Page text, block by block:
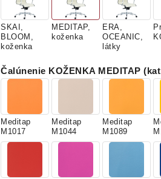
SKAI,
BLOOM,
koženka
MEDITAP,
koženka
ERA,
OCEANIC,
látky
Čalúnenie KOŽENKA MEDITAP
Meditap
M1017
Meditap
M1044
Meditap
M1089